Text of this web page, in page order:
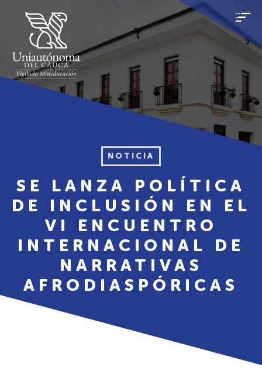
NOTICIA
SE LANZA POLÍTICA
DE INCLUSIÓN EN EL
VI ENCUENTRO
INTERNACIONAL DE
NARRATIVAS
AFRODIASPÓRICAS